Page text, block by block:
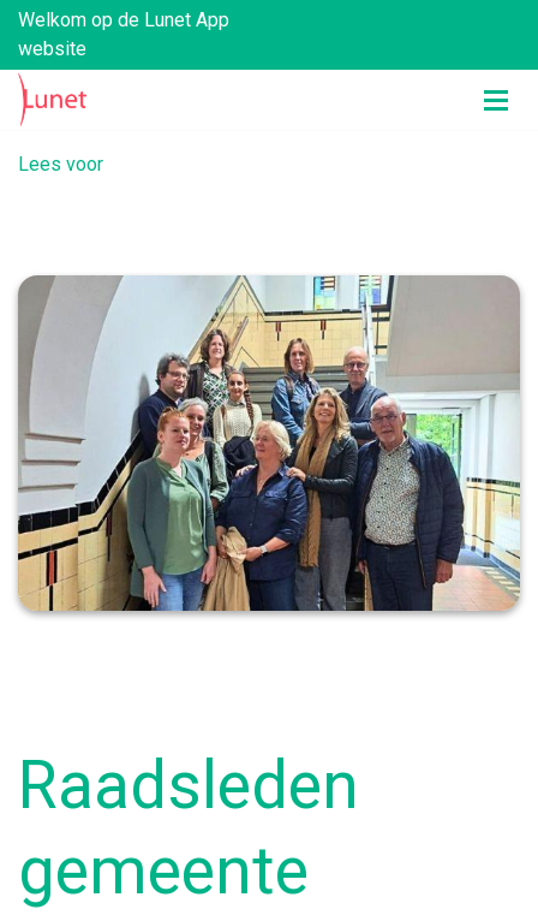
Welkom op de Lunet App
website
Lees voor
Raadsleden
gemeente